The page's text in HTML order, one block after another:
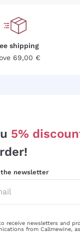
shipping
69,00 €
5%
the newsletter
receive newsletters and
from Callmewine,